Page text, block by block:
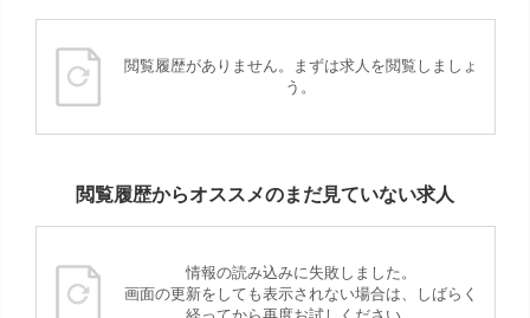
閲覧履歴がありません。まずは求人を閲覧しましょ
う。
閲覧履歴からオススメのまだ見ていない求人
情報の読み込みに失敗しました。
画面の更新をしても表示されない場合は、しばらく